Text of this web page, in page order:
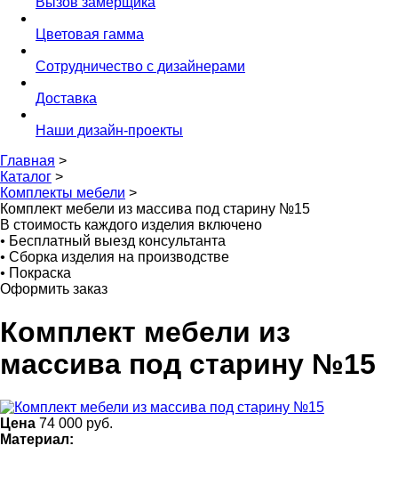
Цветовая гамма
Сотрудничество с дизайнерами
Доставка
Наши дизайн-проекты
Главная >
Каталог >
Комплекты мебели >
Комплект мебели из массива под старину №15
В стоимость каждого изделия включено
• Бесплатный выезд консультанта
• Сборка изделия на производстве
• Покраска
Оформить заказ
Комплект мебели из
массива под старину №15
Цена 74 000 руб.
Материал: